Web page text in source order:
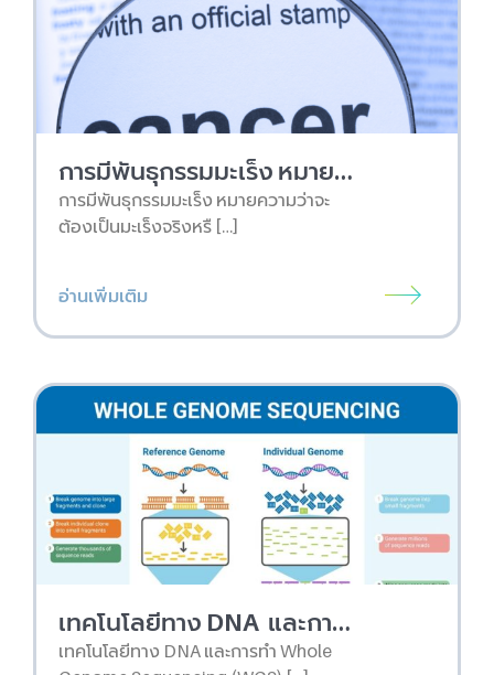
การมีพันธุกรรมมะเร็ง หมายความว่าจะต้องเป็นมะเร็งจริงหรือไม่?
การมีพันธุกรรมมะเร็ง หมายความว่าจะ
ต้องเป็นมะเร็งจริงหรื […]
อ่านเพิ่มเติม
เทคโนโลยีทาง DNA และการทำ Whole Genome Sequencing (WGS) มีความสำคัญอย่างไร?
เทคโนโลยีทาง DNA และการทำ Whole